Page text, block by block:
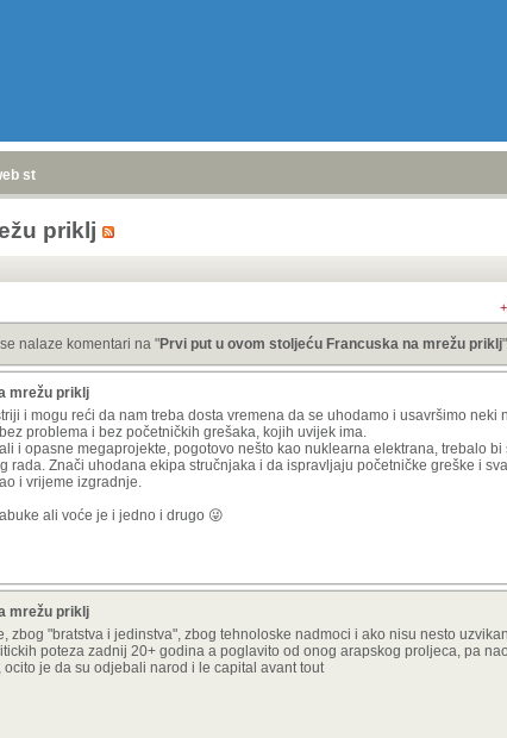
stranica
priklj
nalaze komentari na "Prvi put u ovom stoljeću Francuska na mrežu priklj
mrežu priklj
i mogu reći da nam treba dosta vremena da se uhodamo i usavršimo neki
problema i bez početničkih grešaka, kojih uvijek ima.
i opasne megaprojekte, pogotovo nešto kao nuklearna elektrana, trebalo
rada. Znači uhodana ekipa stručnjaka i da ispravljaju početničke greške i
i vrijeme izgradnje.
ali voće je i jedno i drugo 😜
mrežu priklj
zbog "bratstva i jedinstva", zbog tehnoloske nadmoci i ako nisu nesto
poteza zadnij 20+ godina a poglavito od onog arapskog proljeca, pa
je da su odjebali narod i le capital avant tout